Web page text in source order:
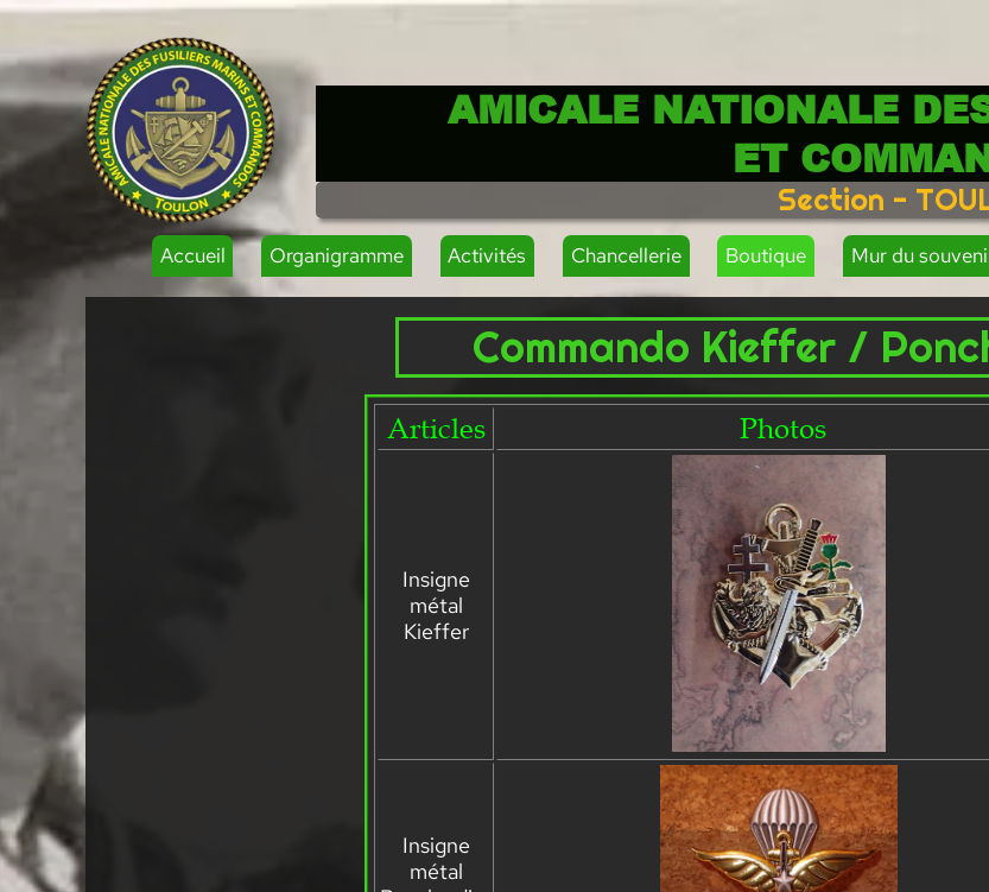
AMICALE NATIONALE
ET
Section -
Accueil Organigramme Activités Chancellerie Boutique Mur du
Commando Kieffer /
Articles Photos
Insigne
métal
Kieffer
Insigne
métal